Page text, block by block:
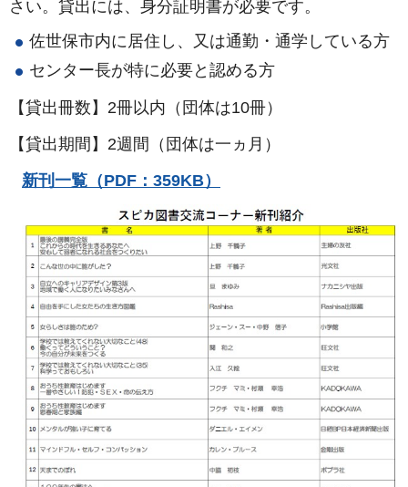
さい。貸出には、身分証明書が必要です。
佐世保市内に居住し、又は通勤・通学している方
センター長が特に必要と認める方
【貸出冊数】2冊以内（団体は10冊）
【貸出期間】2週間（団体は一ヵ月）
新刊一覧（PDF：359KB）